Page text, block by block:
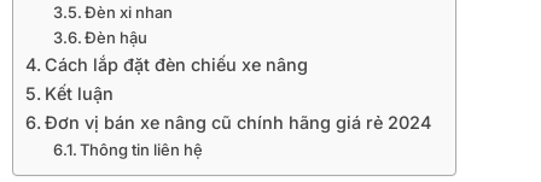
Đèn xi nhan
Đèn hậu
Cách lắp đặt đèn chiếu xe nâng
Kết luận
Đơn vị bán xe nâng cũ chính hãng giá rẻ 2024
Thông tin liên hệ